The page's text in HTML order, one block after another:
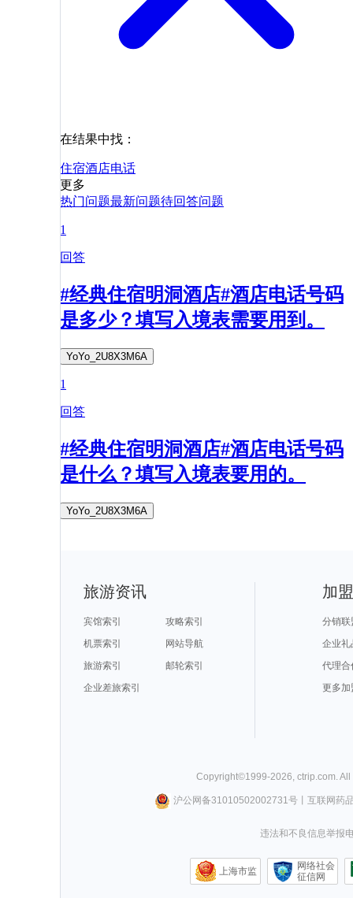
在结果中找：
住宿酒店电话
更多
热门问题最新问题待回答问题
1
回答
#经典住宿明洞酒店#酒店电话号码
是多少？填写入境表需要用到。
YoYo_2U8X3M6A
1
回答
#经典住宿明洞酒店#酒店电话号码
是什么？填写入境表要用的。
YoYo_2U8X3M6A
旅游资讯
宾馆索引
攻略索引
机票索引
网站导航
旅游索引
邮轮索引
企业差旅索引
加
分销联
企业礼
代理合
更多加
Copyright©1999-2026 ctrip.com .
沪公网备31010502002731号丨 互联网药
违法和不良信息举报
上海市监
网络社会
征信网